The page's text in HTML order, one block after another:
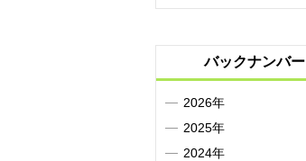
バックナンバー
2026年
2025年
2024年